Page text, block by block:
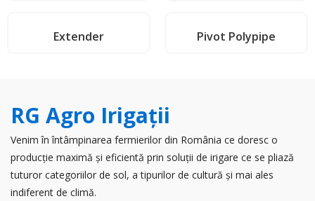
Extender Pivot Polypipe
RG Agro Irigaţii
Venim în întâmpinarea fermierilor din România ce doresc o
producție maximă și eficientă prin soluții de irigare ce se pliază
tuturor categoriilor de sol, a tipurilor de cultură și mai ales
indiferent de climă.